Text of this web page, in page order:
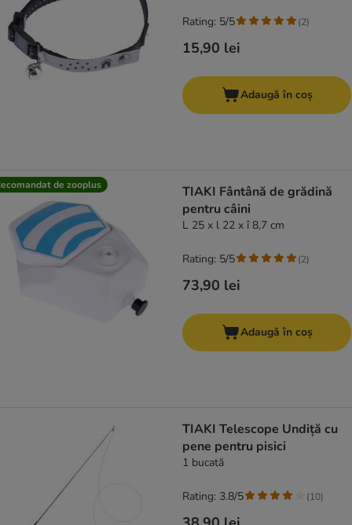
15,90 lei
Rating: 5/5 (2)
Adaugă în coș
de zooplus
TIAKI Fântână de grădină
pentru câini
L 25 x l 22 x î 8,7 cm
73,90 lei
Rating: 5/5 (2)
Adaugă în coș
TIAKI Telescope Undiță cu
pene pentru pisici
1 bucată
Rating: 3.8/5 (10)